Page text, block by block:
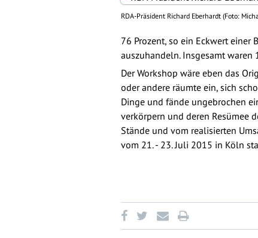
RDA-Präsident Richard Eberhardt (Foto:
76 Prozent, so ein Eckwert einer
auszuhandeln. Insgesamt
Der Workshop wäre eben das
oder andere räumte ein, sich
Dinge und fände ungebrochen
verkörpern und deren Resümee
Stände und vom realisierten
vom 21. - 23. Juli 2015 in Köln